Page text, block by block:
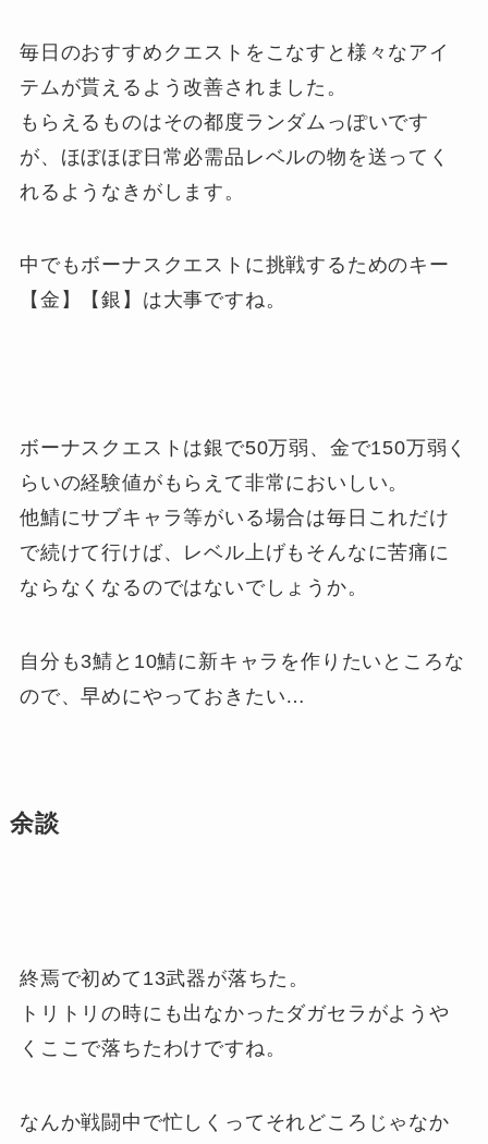
毎日のおすすめクエストをこなすと様々なアイ
テムが貰えるよう改善されました。
もらえるものはその都度ランダムっぽいです
が、ほぼほぼ日常必需品レベルの物を送ってく
れるようなきがします。
中でもボーナスクエストに挑戦するためのキー
【金】【銀】は大事ですね。
ボーナスクエストは銀で50万弱、金で150万弱く
らいの経験値がもらえて非常においしい。
他鯖にサブキャラ等がいる場合は毎日これだけ
で続けて行けば、レベル上げもそんなに苦痛に
ならなくなるのではないでしょうか。
自分も3鯖と10鯖に新キャラを作りたいところな
ので、早めにやっておきたい…
余談
終焉で初めて13武器が落ちた。
トリトリの時にも出なかったダガセラがようや
くここで落ちたわけですね。
なんか戦闘中で忙しくってそれどころじゃなか